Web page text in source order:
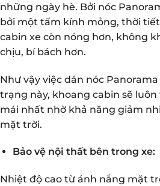
những ngày hè. Bởi nóc
bởi một tấm kính mỏng, thời
cabin xe còn nóng hơn, không
chịu, bí bách hơn.
Như vậy việc dán nóc
trạng này, khoang cabin sẽ
mái nhất nhờ khả năng giảm
mặt trời.
Bảo vệ nội thất bên trong xe:
Nhiệt độ cao từ ánh nắng mặt